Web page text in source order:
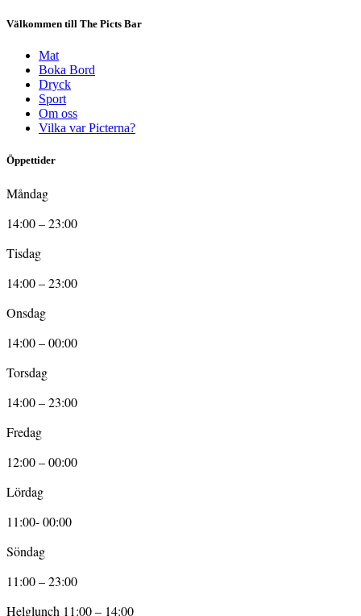
Välkommen till The Picts Bar
Mat
Boka Bord
Dryck
Sport
Om oss
Vilka var Picterna?
Öppettider
Måndag
14:00 – 23:00
Tisdag
14:00 – 23:00
Onsdag
14:00 – 00:00
Torsdag
14:00 – 23:00
Fredag
12:00 – 00:00
Lördag
11:00- 00:00
Söndag
11:00 – 23:00
Helglunch 11:00 – 14:00